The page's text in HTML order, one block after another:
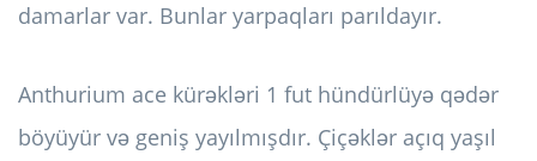
damarlar var. Bunlar yarpaqları parıldayır.
Anthurium ace kürəkləri 1 fut hündürlüyə qədər
böyüyür və geniş yayılmışdır. Çiçəklər açıq yaşıl